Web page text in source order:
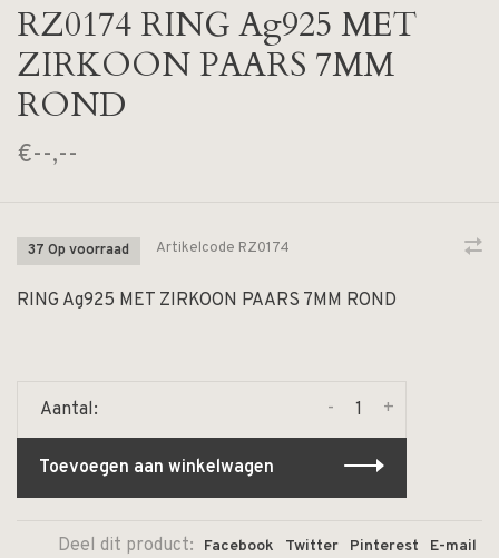
RZ0174 RING Ag925 MET
ZIRKOON PAARS 7MM
ROND
€--,--
37 Op voorraad Artikelcode RZ0174
RING Ag925 MET ZIRKOON PAARS 7MM ROND
Aantal: +
-
Toevoegen aan winkelwagen
Deel dit product: Facebook Twitter Pinterest E-mail